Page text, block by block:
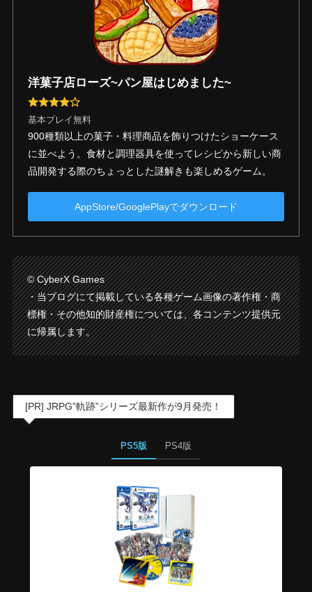
洋菓子店ローズ~パン屋はじめました~
基本プレイ無料
900種類以上の菓子・料理商品を飾りつけたショーケース
に並べよう。食材と調理器具を使ってレシピから新しい商
品開発する際のちょっとした謎解きも楽しめるゲーム。
AppStore/GooglePlayでダウンロード
© CyberX Games
・当ブログにて掲載している各種ゲーム画像の著作権・商
標権・その他知的財産権については、各コンテンツ提供元
に帰属します。
[PR] JRPG”軌跡”シリーズ最新作が9月発売！
PS5版 PS4版